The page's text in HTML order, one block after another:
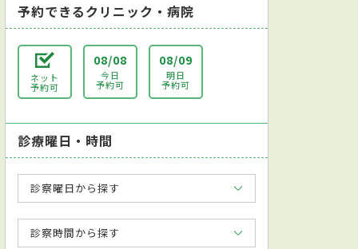
予約できるクリニック・病院
ネット
予約可
08/08
今日
予約可
08/09
明日
予約可
診療曜日・時間
診察曜日から探す
診察時間から探す